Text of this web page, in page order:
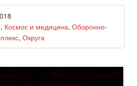
, Космос и медицина, Оборонно-
, Округа